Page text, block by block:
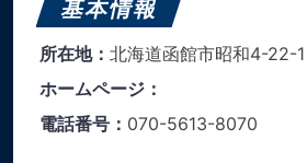
基本情報
所在地： 北海道函館市昭和4-22-1
ホームページ：
電話番号： 070-5613-8070